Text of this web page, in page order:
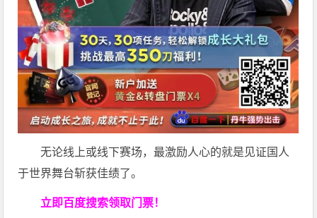
无论线上或线下赛场，最激励人心的就是见证国人
于世界舞台斩获佳绩了。
立即百度搜索领取门票！